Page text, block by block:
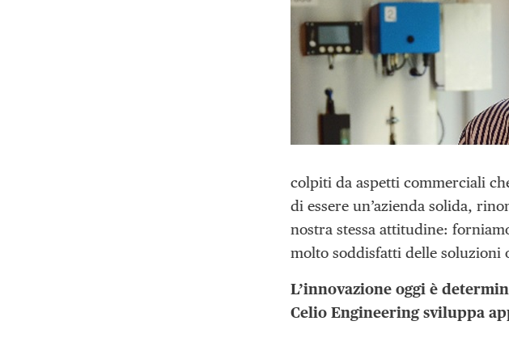
colpiti da aspetti commerciali
di essere un’azienda solida,
nostra stessa attitudine:
molto soddisfatti delle soluzioni
L’innovazione oggi è
Celio Engineering sviluppa